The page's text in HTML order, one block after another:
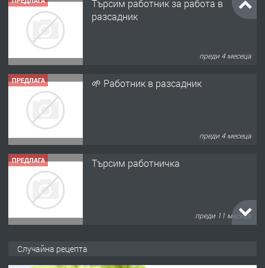
Търсим работник за работа в
разсадник
преди 4 месеца
ПРЕДЛАГА 🌱 Работник в разсадник
преди 4 месеца
ПРЕДЛАГА Търсим работничка
преди 11 месеца
Случайна рецепта